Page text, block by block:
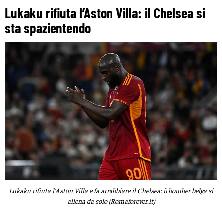
Lukaku rifiuta l’Aston Villa: il Chelsea si
sta spazientendo
Lukaku rifiuta l’Aston Villa e fa arrabbiare il Chelsea: il bomber belga si
allena da solo (Romaforever.it)